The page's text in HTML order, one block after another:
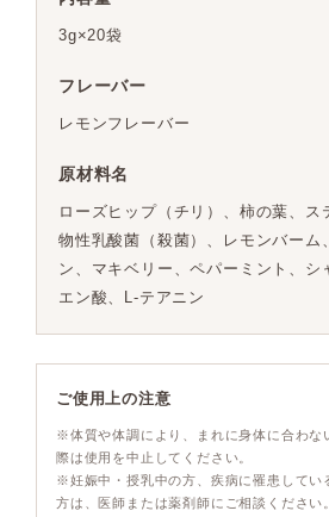
3g×20袋
フレーバー
レモンフレーバー
原材料名
ローズヒップ（チリ）、柿の葉、ス
物性乳酸菌（殺菌）、レモンバーム
ン、マキベリー、ペパーミント、シ
エン酸、L-テアニン
ご使用上の注意
※体質や体調により、まれに身体に合わな
際は使用を中止してください。
※妊娠中・授乳中の方、疾病に罹患してい
方は、医師または薬剤師にご相談ください